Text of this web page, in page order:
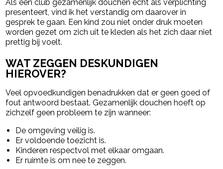
Als een club gezamenlijk douchen echt als verplichting
presenteert, vind ik het verstandig om daarover in
gesprek te gaan. Een kind zou niet onder druk moeten
worden gezet om zich uit te kleden als het zich daar niet
prettig bij voelt.
WAT ZEGGEN DESKUNDIGEN
HIEROVER?
Veel opvoedkundigen benadrukken dat er geen goed of
fout antwoord bestaat. Gezamenlijk douchen hoeft op
zichzelf geen probleem te zijn wanneer:
De omgeving veilig is.
Er voldoende toezicht is.
Kinderen respectvol met elkaar omgaan.
Er ruimte is om nee te zeggen.